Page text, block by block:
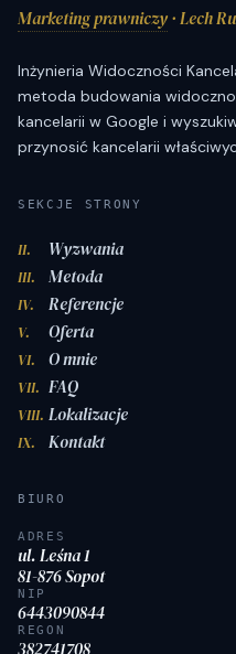
Marketing prawniczy· Lech
Inżynieria Widoczności
metoda budowania
kancelarii w Google i
przynosić kancelarii
SEKCJE STRONY
II. Wyzwania
III. Metoda
IV. Referencje
V. Oferta
VI. O mnie
VII. FAQ
VIII. Lokalizacje
IX. Kontakt
BIURO
ADRES
ul. Leśna 1
81-876 Sopot
NIP
6443090844
REGON
382741708